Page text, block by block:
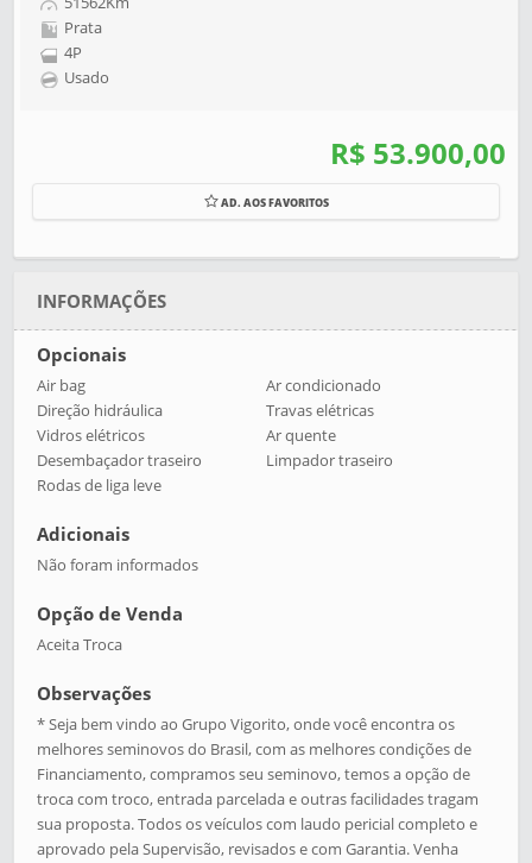
Prata
4P
Usado
R$ 53.900,00
AD. AOS FAVORITOS
INFORMAÇÕES
Opcionais
Air bag
Ar condicionado
Direção hidráulica
Travas elétricas
Vidros elétricos
Ar quente
Desembaçador traseiro
Limpador traseiro
Rodas de liga leve
Adicionais
Não foram informados
Opção de Venda
Aceita Troca
Observações
* Seja bem vindo ao Grupo Vigorito, onde você encontra os
melhores seminovos do Brasil, com as melhores condições de
Financiamento, compramos seu seminovo, temos a opção de
troca com troco, entrada parcelada e outras facilidades tragam
sua proposta. Todos os veículos com laudo pericial completo e
aprovado pela Supervisão, revisados e com Garantia. Venha